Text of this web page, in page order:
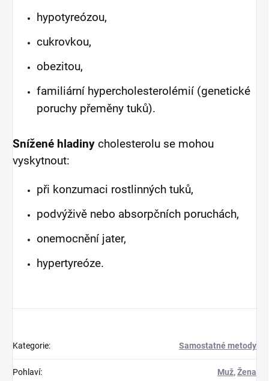
hypotyreózou,
cukrovkou,
obezitou,
familiární hypercholesterolémií (genetické
poruchy přeměny tuků).
Snížené hladiny cholesterolu se mohou
vyskytnout:
při konzumaci rostlinných tuků,
podvýživě nebo absorpčních poruchách,
onemocnění jater,
hypertyreóze.
Kategorie: Samostatné metody
Pohlaví: Muž,Žena